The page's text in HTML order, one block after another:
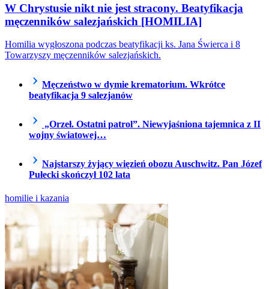
W Chrystusie nikt nie jest stracony. Beatyfikacja
męczenników salezjańskich [HOMILIA]
Homilia wygłoszona podczas beatyfikacji ks. Jana Świerca i 8
Towarzyszy męczenników salezjańskich.
Męczeństwo w dymie krematorium. Wkrótce
beatyfikacja 9 salezjanów
„Orzeł. Ostatni patrol”. Niewyjaśniona tajemnica z II
wojny światowej…
Najstarszy żyjący więzień obozu Auschwitz. Pan Józef
Pułecki skończył 102 lata
homilie i kazania